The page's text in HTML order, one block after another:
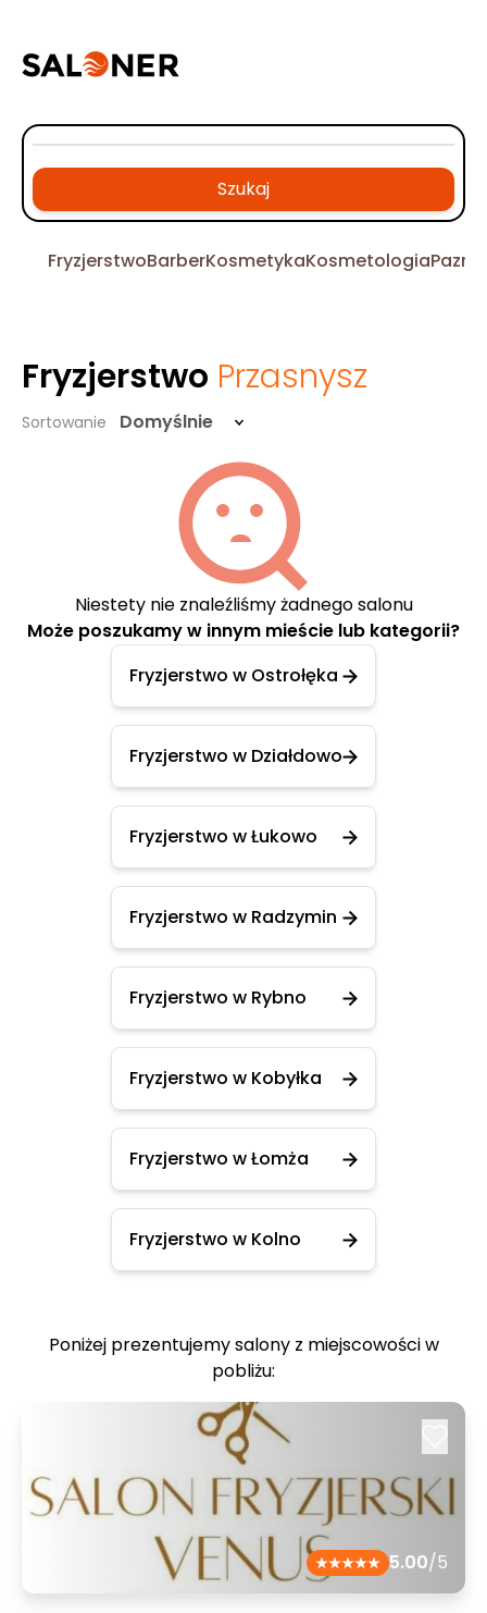
Szukaj
FryzjerstwoBarberKosmetykaKosmetologia
Fryzjerstwo Przasnysz
Sortowanie Domyślnie
Niestety nie znaleźliśmy żadnego salonu
Może poszukamy w innym mieście lub kategorii?
Fryzjerstwo w Ostrołęka
Fryzjerstwo w Działdowo
Fryzjerstwo w Łukowo
Fryzjerstwo w Radzymin
Fryzjerstwo w Rybno
Fryzjerstwo w Kobyłka
Fryzjerstwo w Łomża
Fryzjerstwo w Kolno
Poniżej prezentujemy salony z miejscowości w
pobliżu:
5.00/5